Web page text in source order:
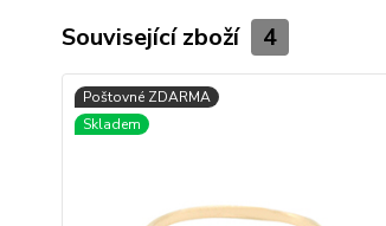
Související zboží 4